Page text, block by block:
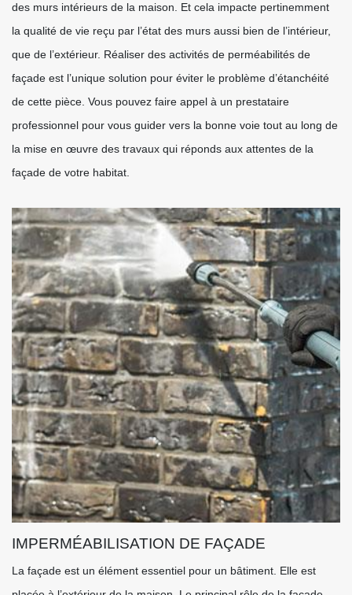
des murs intérieurs de la maison. Et cela impacte pertinemment
la qualité de vie reçu par l’état des murs aussi bien de l’intérieur,
que de l’extérieur. Réaliser des activités de perméabilités de
façade est l’unique solution pour éviter le problème d’étanchéité
de cette pièce. Vous pouvez faire appel à un prestataire
professionnel pour vous guider vers la bonne voie tout au long de
la mise en œuvre des travaux qui réponds aux attentes de la
façade de votre habitat.
IMPERMÉABILISATION DE FAÇADE
La façade est un élément essentiel pour un bâtiment. Elle est